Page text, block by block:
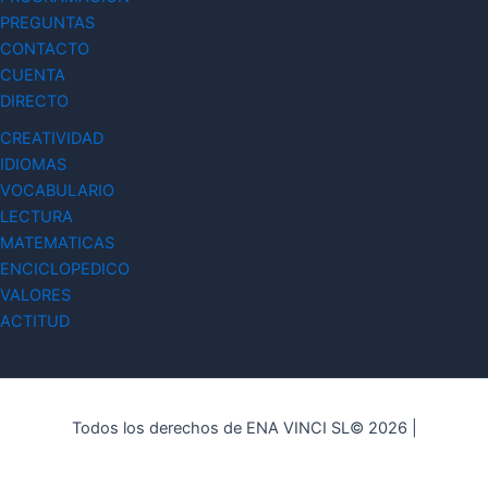
PREGUNTAS
CONTACTO
CUENTA
DIRECTO
CREATIVIDAD
IDIOMAS
VOCABULARIO
LECTURA
MATEMATICAS
ENCICLOPEDICO
VALORES
ACTITUD
Todos los derechos de ENA VINCI SL© 2026 |